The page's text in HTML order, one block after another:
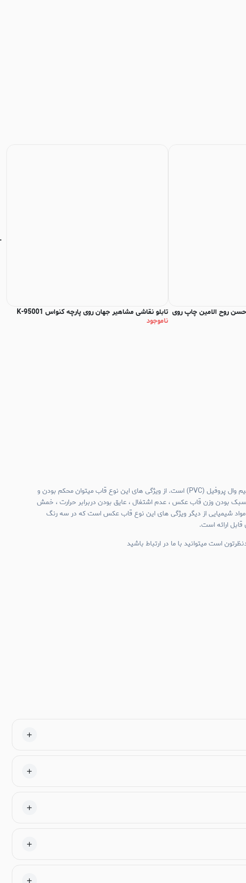
حسن روح الامین چاپ روی تابلو نقاشی مشاهیر جهان روی پارچه کنواس K-95001
ناموجود
جنس قاب عکس های نیم وال پروفیل (PVC) است. از ویژگی های این نوع قاب میتوان محکم بودن و
سبک بودن وزن قاب عکس ، عدم اشتغال ، عایق بودن دربرابر حرارت ، خمش
مواد شیمیایی از دیگر ویژگی های این نوع قاب عکس است که در سه رنگ
ارائه است.
است میتوانید با ما در ارتباط باشید